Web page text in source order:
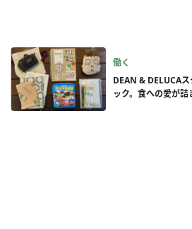
働く
DEAN & DELUCA
ック。食への愛が